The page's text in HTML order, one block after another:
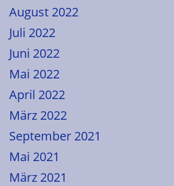
August 2022
Juli 2022
Juni 2022
Mai 2022
April 2022
März 2022
September 2021
Mai 2021
März 2021